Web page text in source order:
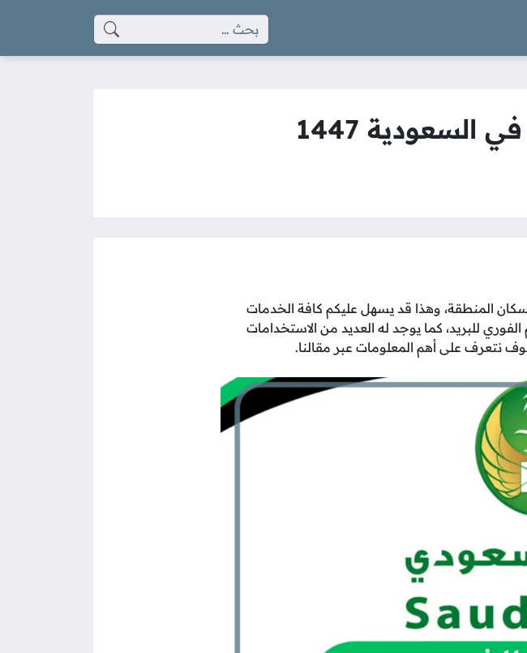
البحث عن:
السعودية 1447
المنطقة، وهذا قد يسهل عليكم كافة الخدمات
للبريد، كما يوجد له العديد من الاستخدامات
نتعرف على أهم المعلومات عبر مقالنا.